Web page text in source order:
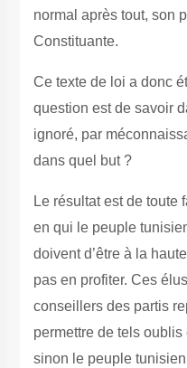
normal après tout, son
Constituante.
Ce texte de loi a donc
question est de savoir
ignoré, par
dans quel but ?
Le résultat est de toute
en qui le peuple
doivent d’être à la
pas en profiter. Ces
conseillers des partis
permettre de tels oublis
sinon le peuple